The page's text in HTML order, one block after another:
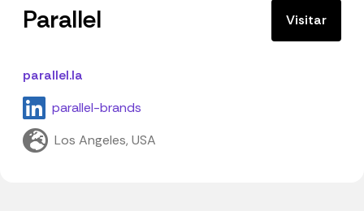
Parallel Visitar
parallel.la
parallel-brands
Los Angeles, USA